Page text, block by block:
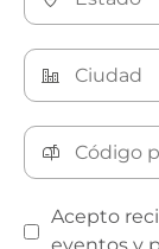
Acepto